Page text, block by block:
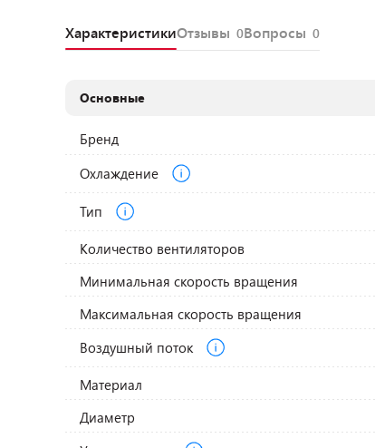
ХарактеристикиОтзывы 0Вопросы 0
Основные
Бренд
Охлаждение
Тип
Количество вентиляторов
Минимальная скорость вращения
Максимальная скорость вращения
Воздушный поток
Материал
Диаметр